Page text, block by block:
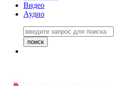
Видео
Аудио